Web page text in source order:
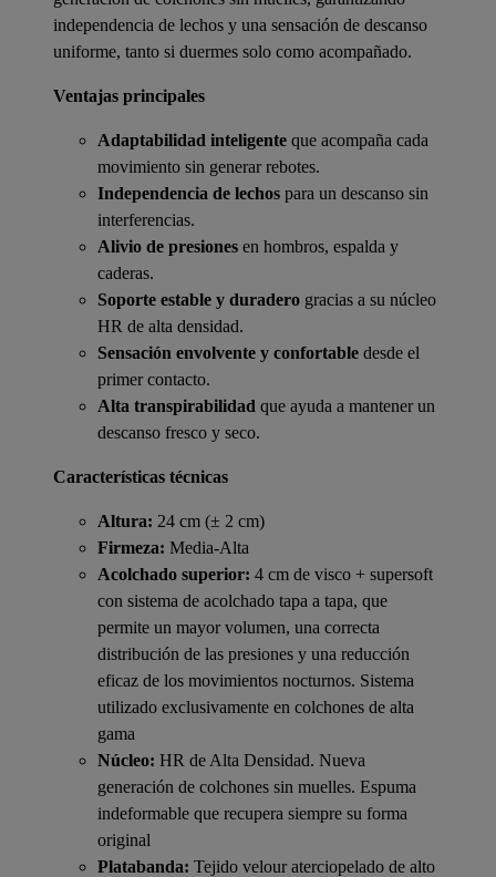
independencia de lechos y una sensación de descanso
uniforme, tanto si duermes solo como acompañado.
Ventajas principales
Adaptabilidad inteligente que acompaña cada
movimiento sin generar rebotes.
Independencia de lechos para un descanso sin
interferencias.
Alivio de presiones en hombros, espalda y
caderas.
Soporte estable y duradero gracias a su núcleo
HR de alta densidad.
Sensación envolvente y confortable desde el
primer contacto.
Alta transpirabilidad que ayuda a mantener un
descanso fresco y seco.
Características técnicas
Altura: 24 cm (± 2 cm)
Firmeza: Media-Alta
Acolchado superior: 4 cm de visco + supersoft
con sistema de acolchado tapa a tapa, que
permite un mayor volumen, una correcta
distribución de las presiones y una reducción
eficaz de los movimientos nocturnos. Sistema
utilizado exclusivamente en colchones de alta
gama
Núcleo: HR de Alta Densidad. Nueva
generación de colchones sin muelles. Espuma
indeformable que recupera siempre su forma
original
Platabanda: Tejido velour aterciopelado de alto